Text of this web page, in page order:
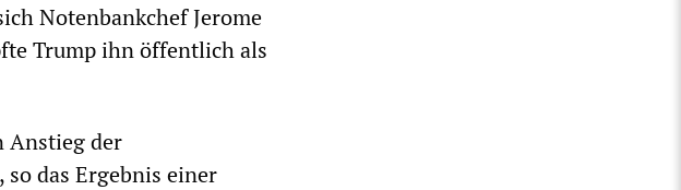
Notenbankchef Jerome
Trump ihn öffentlich als
Anstieg der
das Ergebnis einer